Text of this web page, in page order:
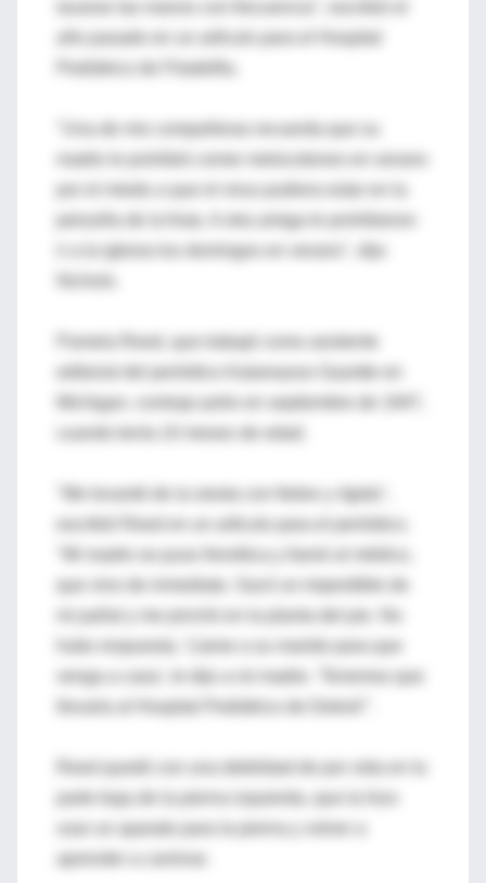
pelusilla de la fruta. A otra amiga le prohibieron
ir a la iglesia los domingos en verano", dijo
Pamela Reed, que trabajó como asistente
Michigan, contrajo polio en septiembre de 1947,
"Me levanté de la siesta con fiebre y rígida",
que vino de inmediato. Sacó un imperdible de
venga a casa', le dijo a mi madre. 'Tenemos que
parte baja de la pierna izquierda, que la hizo
usar un aparato para la pierna y volver a
aprender a caminar.